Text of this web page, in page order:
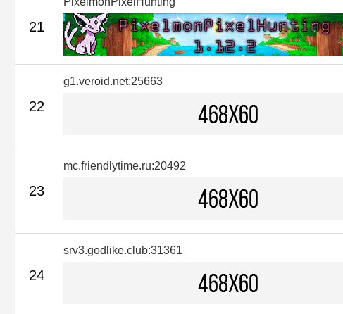
21
22
g1.veroid.net:25663
23
mc.friendlytime.ru:20492
24
srv3.godlike.club:31361